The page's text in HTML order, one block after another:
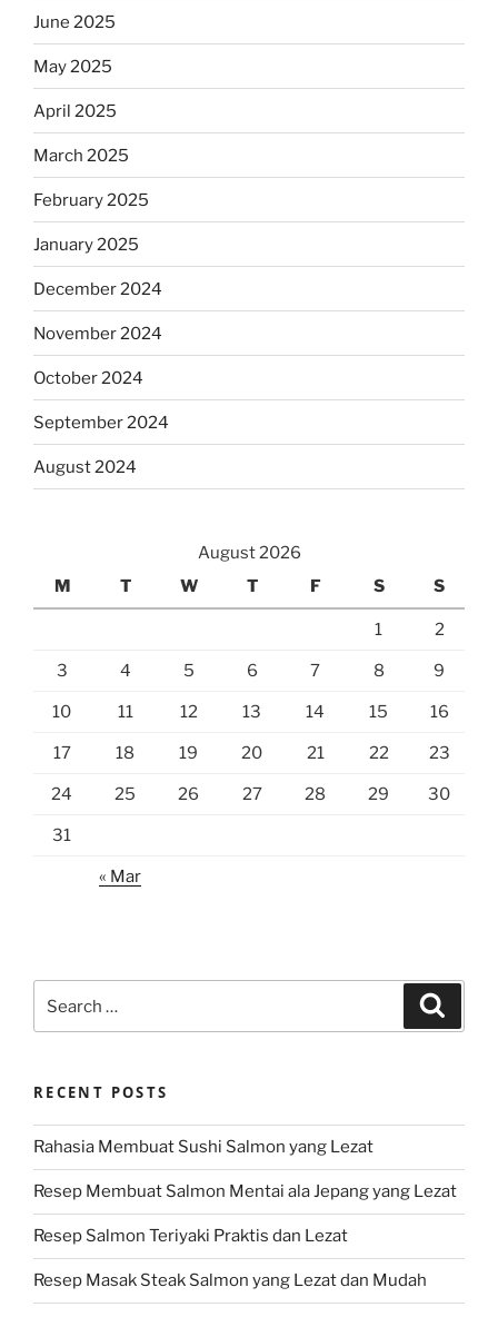
June 2025
May 2025
April 2025
March 2025
February 2025
January 2025
December 2024
November 2024
October 2024
September 2024
August 2024
August 2026
M
T W T F S S
1 2
3 4 5 6 7 8 9
10 11 12 13 14 15 16
17 18 19 20 21 22 23
24 25 26 27 28 29 30
31
« Mar
for:
RECENT POSTS
Rahasia Membuat Sushi Salmon yang Lezat
Resep Membuat Salmon Mentai ala Jepang yang Lezat
Resep Salmon Teriyaki Praktis dan Lezat
Resep Masak Steak Salmon yang Lezat dan Mudah